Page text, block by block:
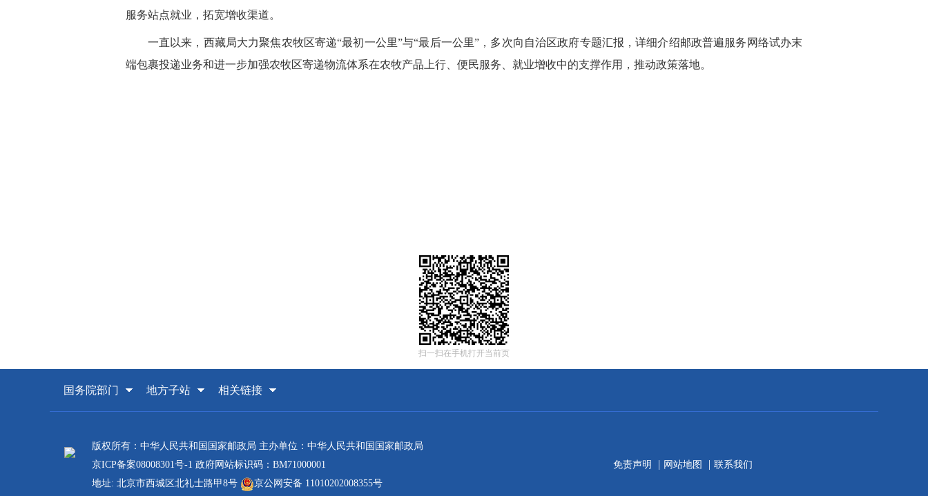
服务站点就业，拓宽增收渠道。
一直以来，西藏局大力聚焦农牧区寄递“最初一公里”与“最后一公里”，多次向自治区政府专题汇报，详细介绍邮政普遍服务网络试办末
端包裹投递业务和进一步加强农牧区寄递物流体系在农牧产品上行、便民服务、就业增收中的支撑作用，推动政策落地。
扫一扫在手机打开当前页
国务院部门 地方子站 相关链接
版权所有：中华人民共和国国家邮政局 主办单位：中华人民共和国国家邮政局
京ICP备案08008301号-1 政府网站标识码：BM71000001
地址: 北京市西城区北礼士路甲8号
京公网安备 11010202008355号
免责声明 | 网站地图 | 联系我们